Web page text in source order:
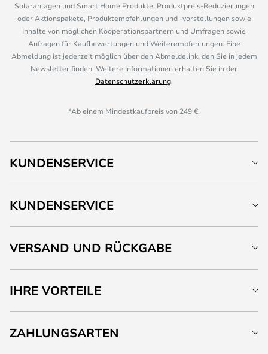
Solaranlagen und Smart Home Produkte, Produktpreis-Reduzierungen
oder Aktionspakete, Produktempfehlungen und -vorstellungen sowie
Inhalte von möglichen Kooperationspartnern und Umfragen sowie
Anfragen für Kaufbewertungen und Weiterempfehlungen. Eine
Abmeldung ist jederzeit möglich über den Abmeldelink, den Sie in jedem
Newsletter finden. Weitere Informationen erhalten Sie in der
Datenschutzerklärung.
*Ab einem Mindestkaufpreis von 249 €.
KUNDENSERVICE
KUNDENSERVICE
VERSAND UND RÜCKGABE
IHRE VORTEILE
ZAHLUNGSARTEN